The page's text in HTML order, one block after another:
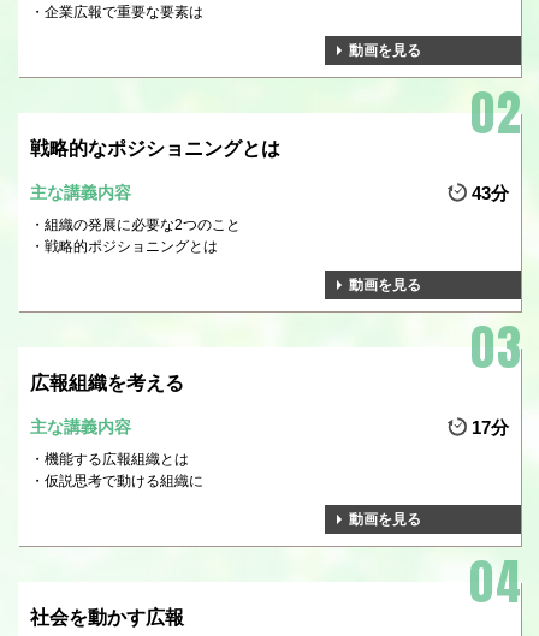
企業広報で重要な要素は
動画を見る
戦略的なポジショニングとは
主な講義内容 43分
組織の発展に必要な2つのこと
戦略的ポジショニングとは
動画を見る
広報組織を考える
主な講義内容 17分
機能する広報組織とは
仮説思考で動ける組織に
動画を見る
社会を動かす広報